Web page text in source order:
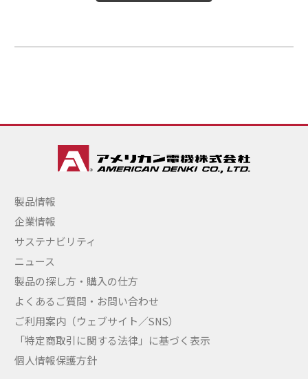
製品情報
企業情報
サステナビリティ
ニュース
製品の探し方・購入の仕方
よくあるご質問・お問い合わせ
ご利用案内（ウェブサイト／SNS）
「特定商取引に関する法律」に基づく表示
個人情報保護方針